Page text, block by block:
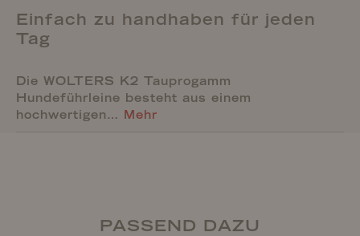
Einfach zu handhaben für jeden
Tag
Die WOLTERS K2 Tauprogamm
Hundeführleine besteht aus einem
hochwertigen… Mehr
PASSEND DAZU